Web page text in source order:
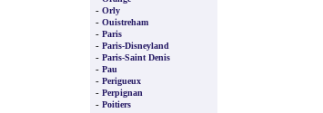
- Orly
- Ouistreham
- Paris
- Paris-Disneyland
- Paris-Saint Denis
- Pau
- Perigueux
- Perpignan
- Poitiers